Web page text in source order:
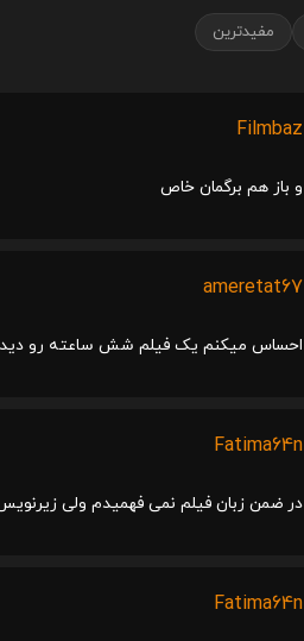
مفیدترین
Filmbaz
و باز هم برگمان خاص
ameretat67
احساس میکنم یک فیلم شش ساعته رو
Fatima64n
در ضمن زبان فیلم نمی فهمیدم ولی
Fatima64n